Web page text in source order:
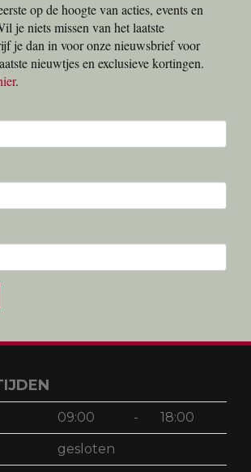
op de hoogte van acties, events en
je niets missen van het laatste
je dan in voor onze nieuwsbrief voor
nieuwtjes en exclusieve kortingen.
.
09:00 - 18:00
gesloten